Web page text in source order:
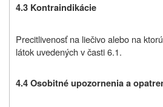
4.3 Kontraindikácie
Precitlivenosť na liečivo alebo na
látok uvedených v časti 6.1.
4.4 Osobitné upozornenia a